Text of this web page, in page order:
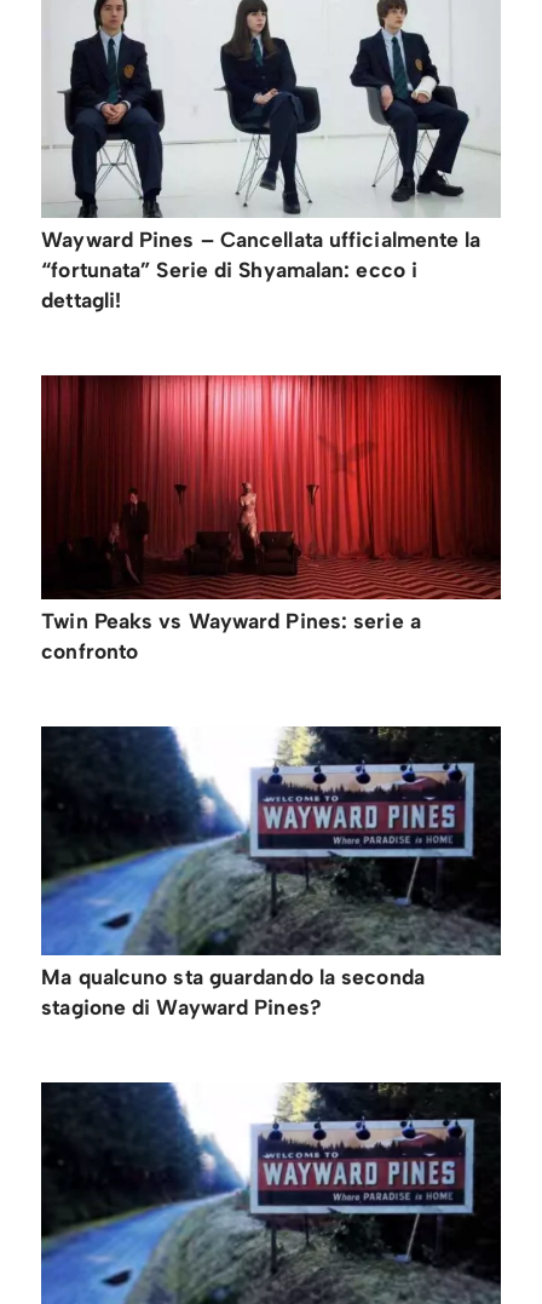
Wayward Pines – Cancellata ufficialmente la
“fortunata” Serie di Shyamalan: ecco i
dettagli!
Twin Peaks vs Wayward Pines: serie a
confronto
Ma qualcuno sta guardando la seconda
stagione di Wayward Pines?